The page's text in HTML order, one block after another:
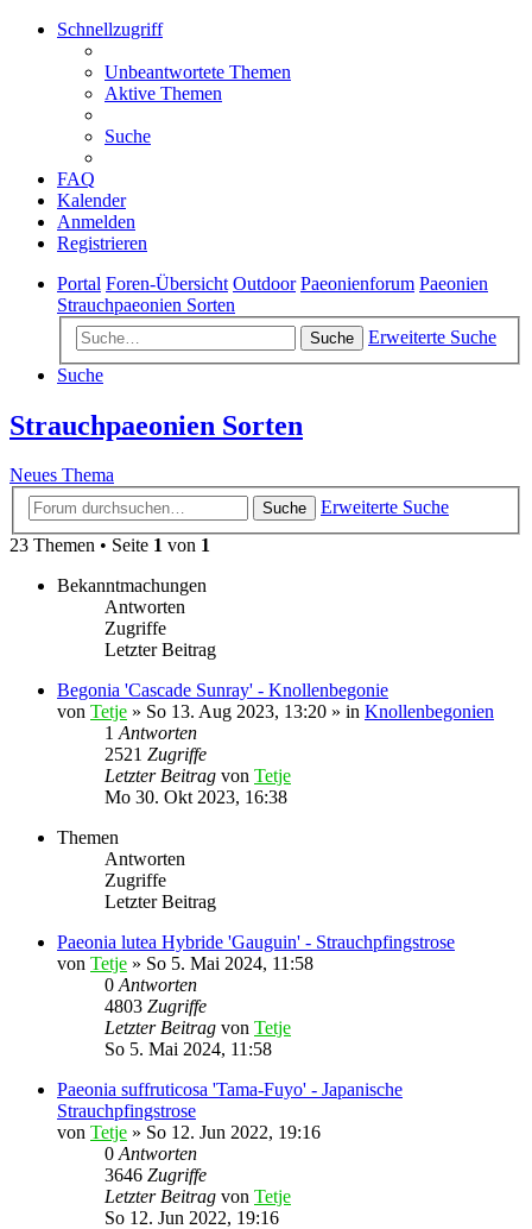
Schnellzugriff
Unbeantwortete Themen
Aktive Themen
Suche
FAQ
Kalender
Anmelden
Registrieren
Portal Foren-Übersicht Outdoor Paeonienforum Paeonien
Strauchpaeonien Sorten
Suche
Erweiterte Suche
Suche
Strauchpaeonien Sorten
Neues Thema
Suche
Erweiterte Suche
23 Themen • Seite 1 von 1
Bekanntmachungen
Antworten
Zugriffe
Letzter Beitrag
Begonia 'Cascade Sunray' - Knollenbegonie
von Tetje » So 13. Aug 2023, 13:20 » in Knollenbegonien
1 Antworten
2521 Zugriffe
Letzter Beitrag von Tetje
Mo 30. Okt 2023, 16:38
Themen
Antworten
Zugriffe
Letzter Beitrag
Paeonia lutea Hybride 'Gauguin' - Strauchpfingstrose
von Tetje » So 5. Mai 2024, 11:58
0 Antworten
4803 Zugriffe
Letzter Beitrag von Tetje
So 5. Mai 2024, 11:58
Paeonia suffruticosa 'Tama-Fuyo' - Japanische
Strauchpfingstrose
von Tetje » So 12. Jun 2022, 19:16
0 Antworten
3646 Zugriffe
Letzter Beitrag von Tetje
So 12. Jun 2022, 19:16